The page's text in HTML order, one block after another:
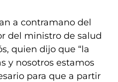
a contramano del
del ministro de salud
quien dijo que “la
y nosotros estamos
para que a partir